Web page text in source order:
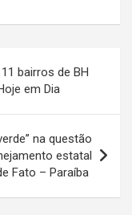
bairros de BH
em Dia
na questão
estatal
Fato – Paraíba